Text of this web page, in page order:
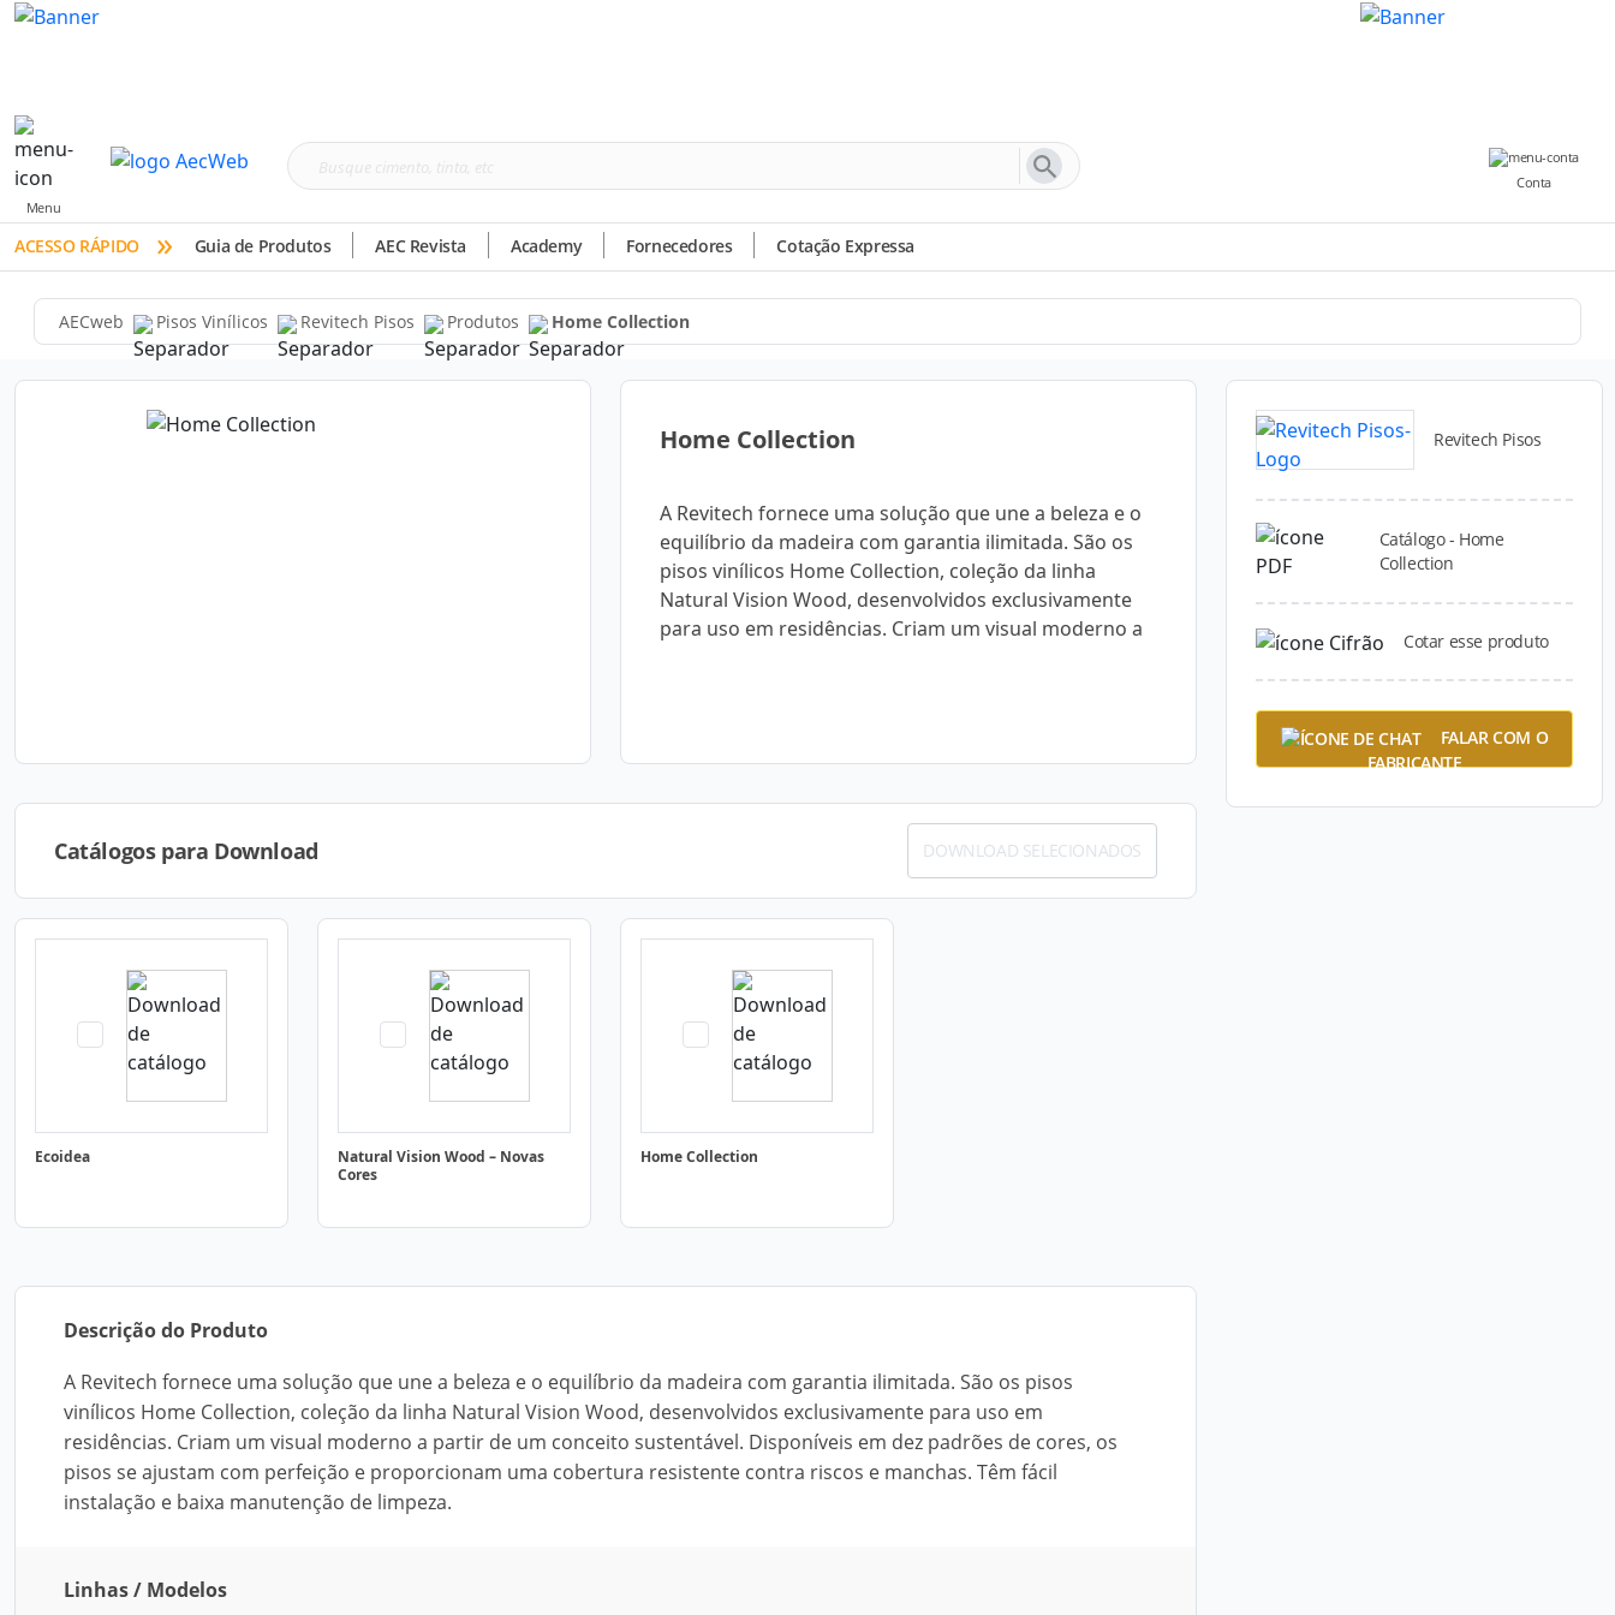
Menu
Busque
tinta,
etc
Conta
ACESSO RÁPIDO » Guia de Produtos AEC Revista Academy Fornecedores Cotação Expressa
AECweb Pisos Vinílicos Revitech Pisos Produtos Home Collection
Home Collection
A Revitech fornece uma solução que une a beleza e o
equilíbrio da madeira com garantia ilimitada. São os
pisos vinílicos Home Collection, coleção da linha
Natural Vision Wood, desenvolvidos exclusivamente
para uso em residências. Criam um visual moderno a
Revitech Pisos
Catálogo - Home
Collection
Cotar esse produto
FALAR COM O
FABRICANTE
Catálogos para Download DOWNLOAD SELECIONADOS
Ecoidea
Natural Vision Wood – Novas
Cores
Home Collection
Descrição do Produto
A Revitech fornece uma solução que une a beleza e o equilíbrio da madeira com garantia ilimitada. São os pisos
vinílicos Home Collection, coleção da linha Natural Vision Wood, desenvolvidos exclusivamente para uso em
residências. Criam um visual moderno a partir de um conceito sustentável. Disponíveis em dez padrões de cores, os
pisos se ajustam com perfeição e proporcionam uma cobertura resistente contra riscos e manchas. Têm fácil
instalação e baixa manutenção de limpeza.
Linhas / Modelos